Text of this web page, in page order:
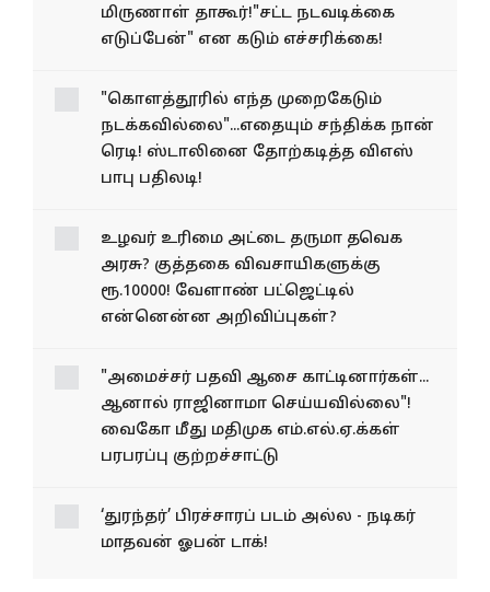
மிருணாள் தாகூர்!"சட்ட நடவடிக்கை
எடுப்பேன்" என கடும் எச்சரிக்கை!
"கொளத்தூரில் எந்த முறைகேடும்
நடக்கவில்லை"...எதையும் சந்திக்க நான்
ரெடி! ஸ்டாலினை தோற்கடித்த விஎஸ்
பாபு பதிலடி!
உழவர் உரிமை அட்டை தருமா தவெக
அரசு? குத்தகை விவசாயிகளுக்கு
ரூ.10000! வேளாண் பட்ஜெட்டில்
என்னென்ன அறிவிப்புகள்?
"அமைச்சர் பதவி ஆசை காட்டினார்கள்...
ஆனால் ராஜினாமா செய்யவில்லை"!
வைகோ மீது மதிமுக எம்.எல்.ஏ.க்கள்
பரபரப்பு குற்றச்சாட்டு
‘துரந்தர்’ பிரச்சாரப் படம் அல்ல - நடிகர்
மாதவன் ஓபன் டாக்!